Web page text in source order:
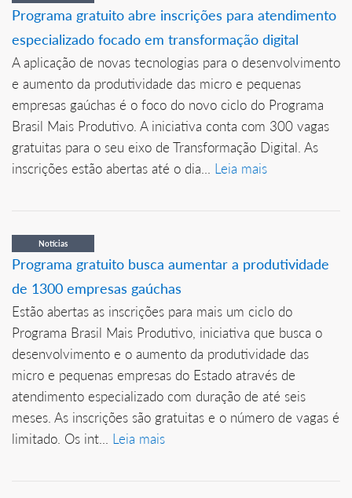
Programa gratuito abre inscrições para atendimento
especializado focado em transformação digital
A aplicação de novas tecnologias para o desenvolvimento
e aumento da produtividade das micro e pequenas
empresas gaúchas é o foco do novo ciclo do Programa
Brasil Mais Produtivo. A iniciativa conta com 300 vagas
gratuitas para o seu eixo de Transformação Digital. As
inscrições estão abertas até o dia... Leia mais
Notícias
Programa gratuito busca aumentar a produtividade
de 1300 empresas gaúchas
Estão abertas as inscrições para mais um ciclo do
Programa Brasil Mais Produtivo, iniciativa que busca o
desenvolvimento e o aumento da produtividade das
micro e pequenas empresas do Estado através de
atendimento especializado com duração de até seis
meses. As inscrições são gratuitas e o número de vagas é
limitado. Os int... Leia mais